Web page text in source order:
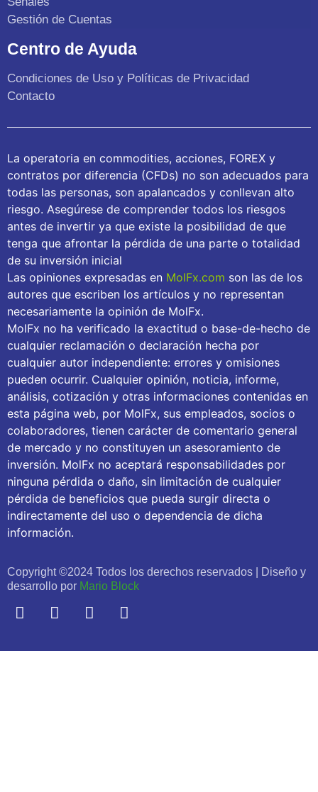
Gestión de Cuentas
Centro de Ayuda
Condiciones de Uso y Políticas de Privacidad
Contacto
La operatoria en commodities, acciones, FOREX y
contratos por diferencia (CFDs) no son adecuados para
todas las personas, son apalancados y conllevan alto
riesgo. Asegúrese de comprender todos los riesgos
antes de invertir ya que existe la posibilidad de que
tenga que afrontar la pérdida de una parte o totalidad
de su inversión inicial
Las opiniones expresadas en MolFx.com son las de los
autores que escriben los artículos y no representan
necesariamente la opinión de MolFx.
MolFx no ha verificado la exactitud o base-de-hecho de
cualquier reclamación o declaración hecha por
cualquier autor independiente: errores y omisiones
pueden ocurrir. Cualquier opinión, noticia, informe,
análisis, cotización y otras informaciones contenidas en
esta página web, por MolFx, sus empleados, socios o
colaboradores, tienen carácter de comentario general
de mercado y no constituyen un asesoramiento de
inversión. MolFx no aceptará responsabilidades por
ninguna pérdida o daño, sin limitación de cualquier
pérdida de beneficios que pueda surgir directa o
indirectamente del uso o dependencia de dicha
información.
Copyright ©2024 Todos los derechos reservados | Diseño y
desarrollo por Mario Block